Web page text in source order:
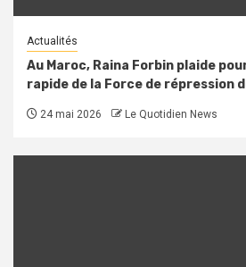
Actualités
Au Maroc, Raina Forbin plaide
rapide de la Force de répression
24 mai 2026 Le Quotidien News